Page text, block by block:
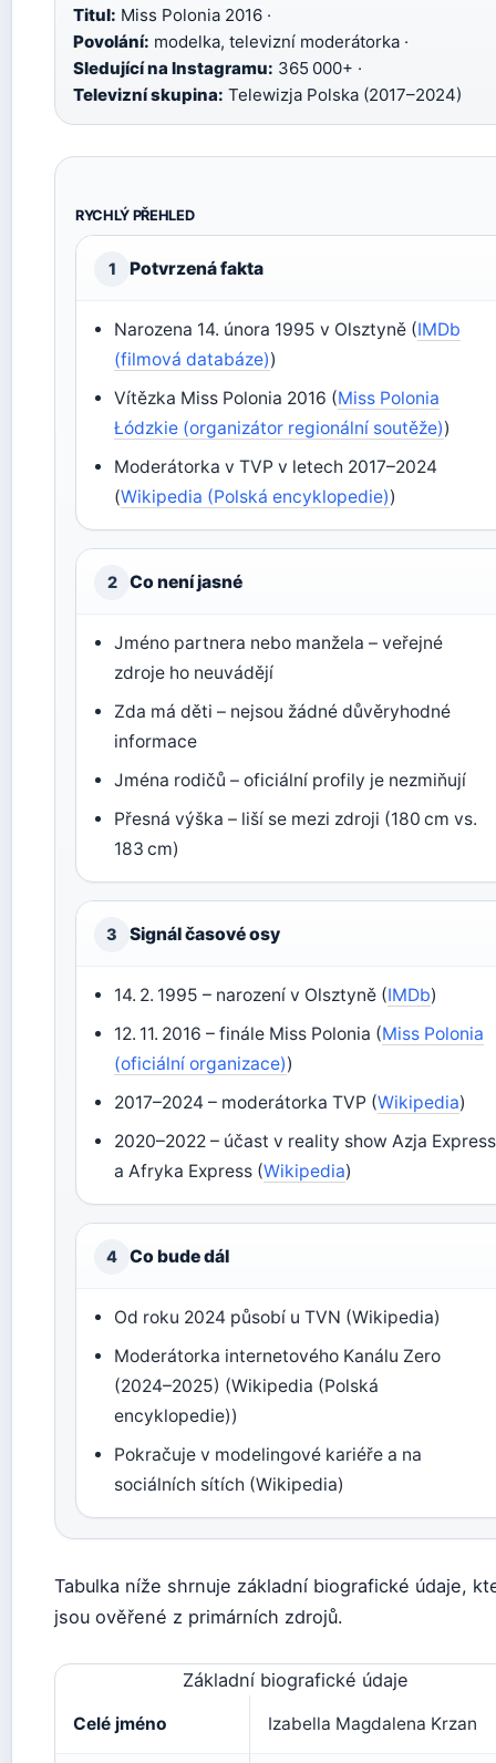
Titul: Miss Polonia 2016 ·
Povolání: modelka, televizní moderátorka ·
Sledující na Instagramu: 365 000+ ·
Televizní skupina: Telewizja Polska (2017–2024)
RYCHLÝ PŘEHLED
1 Potvrzená fakta
Narozena 14. února 1995 v Olsztyně (IMDb
(filmová databáze))
Vítězka Miss Polonia 2016 (Miss Polonia
Łódzkie (organizátor regionální soutěže))
Moderátorka v TVP v letech 2017–2024
(Wikipedia (Polská encyklopedie))
2 Co není jasné
Jméno partnera nebo manžela – veřejné
zdroje ho neuvádějí
Zda má děti – nejsou žádné důvěryhodné
informace
Jména rodičů – oficiální profily je nezmiňují
Přesná výška – liší se mezi zdroji (180 cm vs.
183 cm)
3 Signál časové osy
14. 2. 1995 – narození v Olsztyně (IMDb)
12. 11. 2016 – finále Miss Polonia (Miss Polonia
(oficiální organizace))
2017–2024 – moderátorka TVP (Wikipedia)
2020–2022 – účast v reality show Azja Express
a Afryka Express (Wikipedia)
4 Co bude dál
Od roku 2024 působí u TVN (Wikipedia)
Moderátorka internetového Kanálu Zero
(2024–2025) (Wikipedia (Polská
encyklopedie))
Pokračuje v modelingové kariéře a na
sociálních sítích (Wikipedia)
Tabulka níže shrnuje základní biografické údaje,
jsou ověřené z primárních zdrojů.
Základní biografické údaje
Celé jméno Izabella Magdalena Krzan